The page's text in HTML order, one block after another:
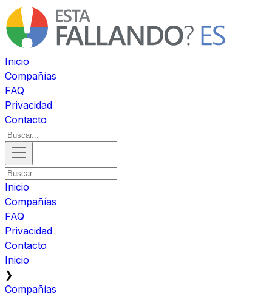
Inicio
Compañías
FAQ
Privacidad
Contacto
Inicio
Compañías
FAQ
Privacidad
Contacto
Inicio
❯
Compañías